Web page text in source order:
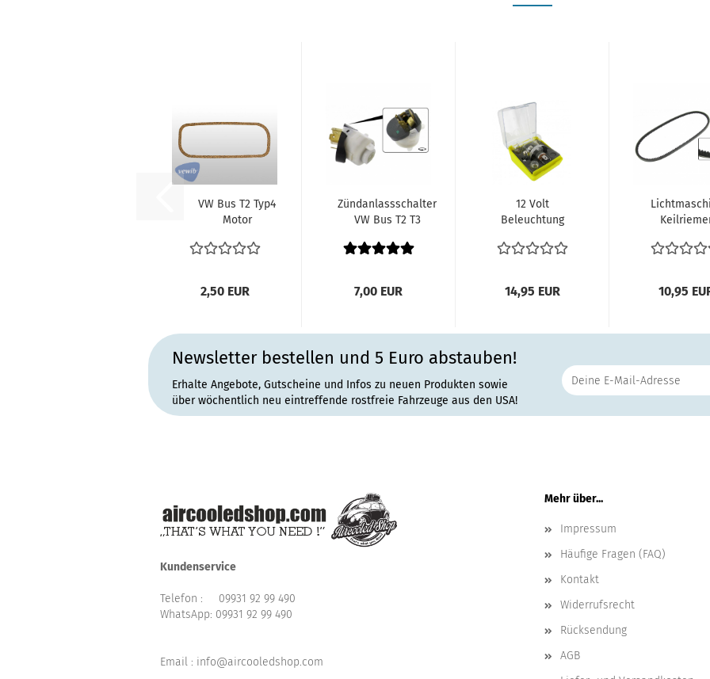
VW Bus T2 Typ4
Motor
Elring Typ4...
2,50 EUR
Zündanlassschalter
VW Bus T2 T3
VW...
7,00 EUR
12 Volt
Beleuchtung
Käfer
14,95 EUR 10,95
Newsletter bestellen und 5 Euro abstauben!
Erhalte Angebote, Gutscheine und Infos zu neuen Produkten sowie
über wöchentlich neu eintreffende rostfreie Fahrzeuge aus den USA!
Kundenservice
Telefon : 09931 92 99 490
WhatsApp: 09931 92 99 490
Email : info@aircooledshop.com
Mehr über...
Impressum
Häufige Fragen (FAQ)
Kontakt
Widerrufsrecht
Rücksendung
AGB